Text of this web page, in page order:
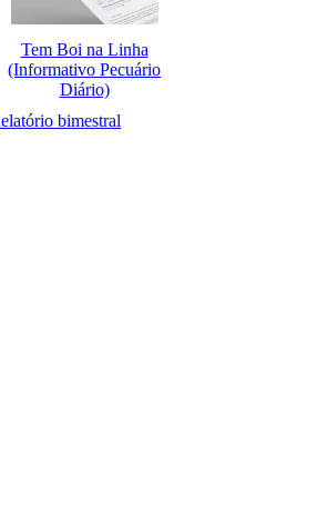
Tem Boi na Linha
(Informativo Pecuário
Diário)